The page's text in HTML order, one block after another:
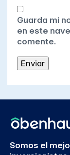
Guarda mi
en este
comente.
Somos el